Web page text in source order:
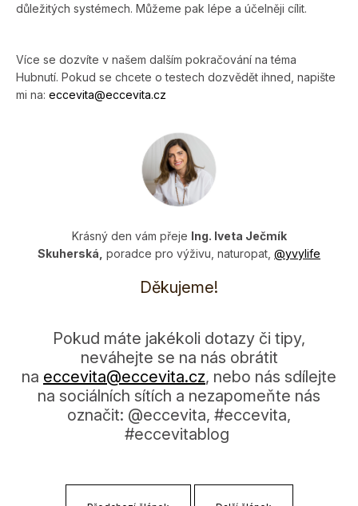
důležitých systémech. Můžeme pak lépe a účelněji cílit.
Více se dozvíte v našem dalším pokračování na téma
Hubnutí. Pokud se chcete o testech dozvědět ihned, napište
mi na: eccevita@ec­cevita.cz
Krásný den vám přeje Ing. Iveta Ječmík
Skuherská, poradce pro výživu, naturopat, @y­vylife
Děkujeme!
Pokud máte jakékoli dotazy či tipy,
neváhejte se na nás obrátit
na eccevita@eccevi­ta.cz, nebo nás sdílejte
na sociálních sítích a nezapomeňte nás
označit: @eccevita, #eccevita,
#eccevitablog